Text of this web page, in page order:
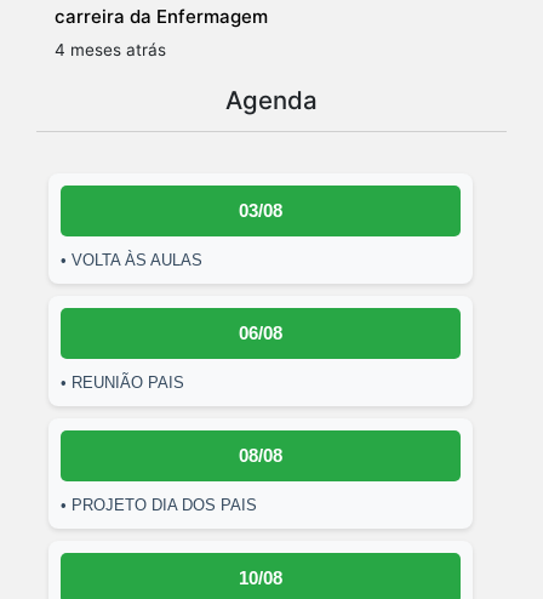
carreira da Enfermagem
4 meses atrás
Agenda
03/08
• VOLTA ÀS AULAS
06/08
• REUNIÃO PAIS
08/08
• PROJETO DIA DOS PAIS
10/08